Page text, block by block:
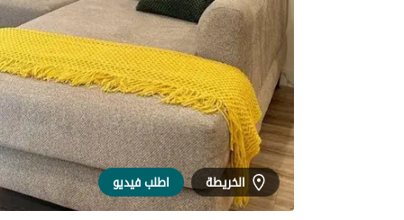
الخريطة اطلب فيديو